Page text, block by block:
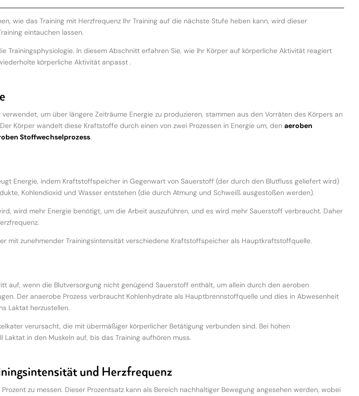
wie das Training mit Herzfrequenz Ihr Training auf die nächste Stufe heben kann, wird dieser
eintauchen lassen.
Trainingsphysiologie. In diesem Abschnitt erfahren Sie, wie Ihr Körper auf körperliche Aktivität reagiert
körperliche Aktivität anpasst .
um über längere Zeiträume Energie zu produzieren, stammen aus den Vorräten des Körpers an
Körper wandelt diese Kraftstoffe durch einen von zwei Prozessen in Energie um, den aeroben
Stoffwechselprozess.
Energie, indem Kraftstoffspeicher in Gegenwart von Sauerstoff (der durch den Blutfluss geliefert wird)
Kohlendioxid und Wasser entstehen (die durch Atmung und Schweiß ausgestoßen werden).
wird mehr Energie benötigt, um die Arbeit auszuführen, und es wird mehr Sauerstoff verbraucht. Daher
mit zunehmender Trainingsintensität verschiedene Kraftstoffspeicher als Hauptkraftstoffquelle.
auf, wenn die Blutversorgung nicht genügend Sauerstoff enthält, um allein durch den aeroben
Der anaerobe Prozess verbraucht Kohlenhydrate als Hauptbrennstoffquelle und dies in Abwesenheit
Laktat herzustellen.
verursacht, die mit übermäßiger körperlicher Betätigung verbunden sind. Bei hohen
in den Muskeln auf, bis das Training aufhören muss.
und Herzfrequenz
zu messen. Dieser Prozentsatz kann als Bereich nachhaltiger Bewegung angesehen werden, wobei